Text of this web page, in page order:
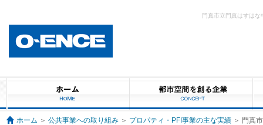
門真市立門真はすは
ホーム ＞ 公共事業への取り組み ＞ プロパティ・PFI事業の主な実績 ＞ 門真